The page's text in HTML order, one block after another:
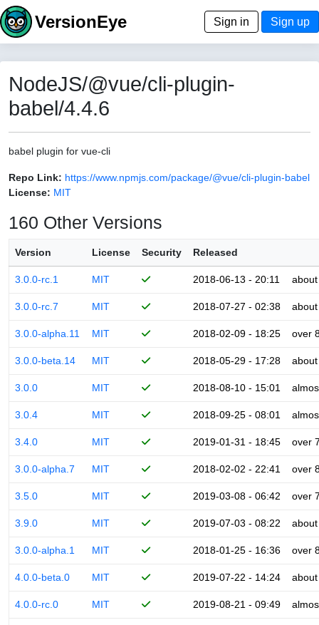
VersionEye Sign in Sign up
NodeJS/@vue/cli-plugin-
babel/4.4.6
babel plugin for vue-cli
Repo Link: https://www.npmjs.com/package/@vue/cli-plugin-babel
License: MIT
160 Other Versions
Version License Security Released
3.0.0-rc.1 MIT 2018-06-13 - 20:11
3.0.0-rc.7 MIT 2018-07-27 - 02:38
3.0.0-alpha.11 MIT 2018-02-09 - 18:25 over
3.0.0-beta.14 MIT 2018-05-29 - 17:28
3.0.0 MIT 2018-08-10 - 15:01
3.0.4 MIT 2018-09-25 - 08:01
3.4.0 MIT 2019-01-31 - 18:45 over
3.0.0-alpha.7 MIT 2018-02-02 - 22:41 over
3.5.0 MIT 2019-03-08 - 06:42 over
3.9.0 MIT 2019-07-03 - 08:22
3.0.0-alpha.1 MIT 2018-01-25 - 16:36 over
4.0.0-beta.0 MIT 2019-07-22 - 14:24
4.0.0-rc.0 MIT 2019-08-21 - 09:49